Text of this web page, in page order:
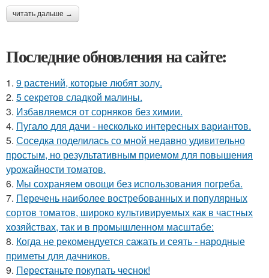
читать дальше →
Последние обновления на сайте:
1. 9 растений, которые любят золу.
2. 5 секретов сладкой малины.
3. Избавляемся от сорняков без химии.
4. Пугало для дачи - несколько интересных вариантов.
5. Соседка поделилась со мной недавно удивительно
простым, но результативным приемом для повышения
урожайности томатов.
6. Мы сохраняем овощи без использования погреба.
7. Перечень наиболее востребованных и популярных
сортов томатов, широко культивируемых как в частных
хозяйствах, так и в промышленном масштабе:
8. Когда не рекомендуется сажать и сеять - народные
приметы для дачников.
9. Перестаньте покупать чеснок!